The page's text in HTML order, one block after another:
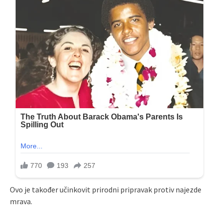
Ovo je također učinkovit prirodni pripravak protiv najezde
mrava.